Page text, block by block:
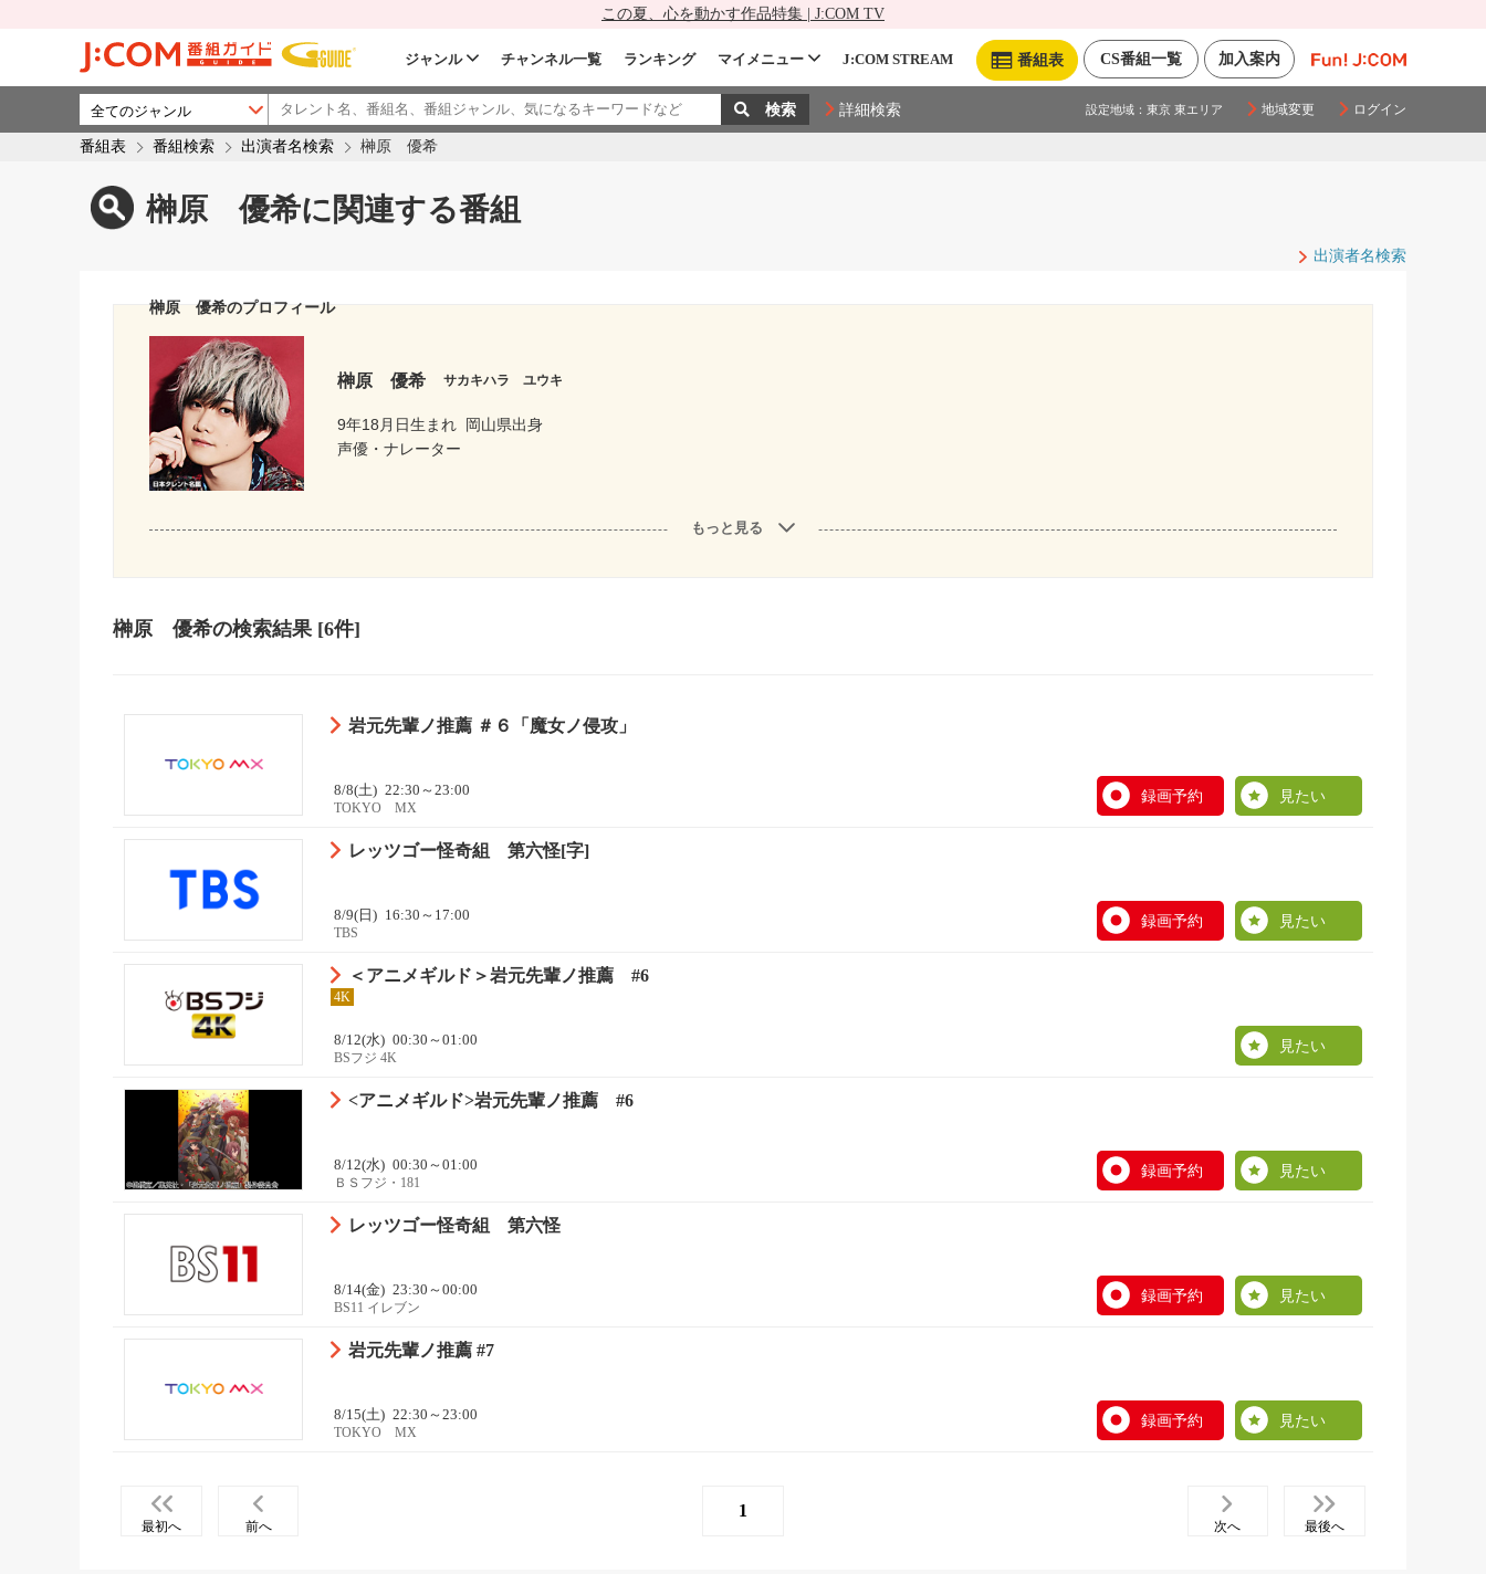
この夏、心を動かす作品特集 | J:COM TV
加入案内
CS番組一覧
番組表
ジャンル チャンネル一覧 ランキング マイメニュー J:COM STREAM
詳細検索 設定地域： 東京 東エリア 地域変更 ログイン
番組表 番組検索 出演者名検索 榊原 優希
榊原 優希に関連する番組
出演者名検索
榊原 優希のプロフィール
榊原 優希 サカキハラ ユウキ
9年18月日生まれ
岡山県出身
声優・ナレーター
もっと見る
榊原 優希の検索結果 [6件]
岩元先輩ノ推薦 ＃６「魔女ノ侵攻」
8/8(土) 22:30～23:00
TOKYO MX
録画予約 見たい
レッツゴー怪奇組 第六怪[字]
8/9(日) 16:30～17:00
TBS
録画予約 見たい
＜アニメギルド＞岩元先輩ノ推薦 #6
4K
8/12(水) 00:30～01:00
BSフジ 4K
見たい
<アニメギルド>岩元先輩ノ推薦 #6
8/12(水) 00:30～01:00
ＢＳフジ・181
録画予約 見たい
レッツゴー怪奇組 第六怪
8/14(金) 23:30～00:00
BS11 イレブン
録画予約 見たい
岩元先輩ノ推薦 #7
8/15(土) 22:30～23:00
TOKYO MX
録画予約 見たい
最初へ 前へ
1
次へ 最後へ